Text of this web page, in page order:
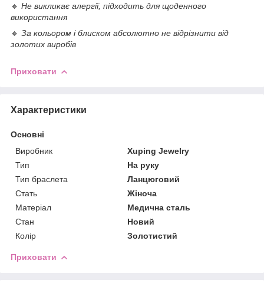
🔸 Не викликає алергії, підходить для щоденного
використання
🔸 За кольором і блиском абсолютно не відрізнити від
золотих виробів
Приховати
Характеристики
Основні
Виробник
Xuping Jewelry
Тип
На руку
Тип браслета
Ланцюговий
Стать
Жіноча
Матеріал
Медична сталь
Стан
Новий
Колір
Золотистий
Приховати